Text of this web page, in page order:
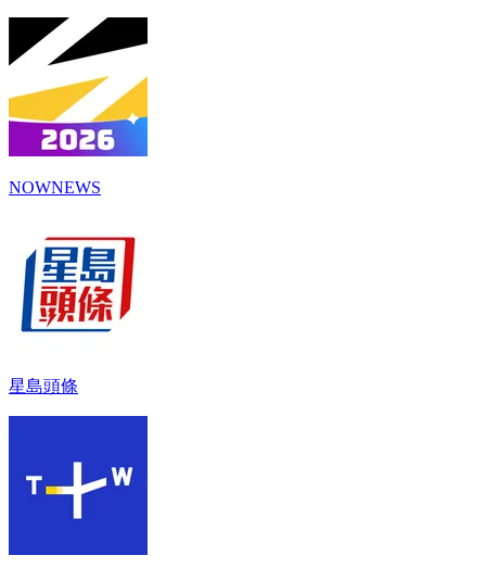
NOWNEWS
星島頭條